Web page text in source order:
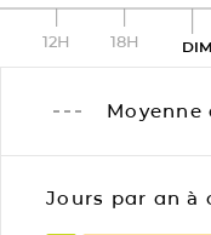
12H 18H DIM
Moyenne
Jours par an à